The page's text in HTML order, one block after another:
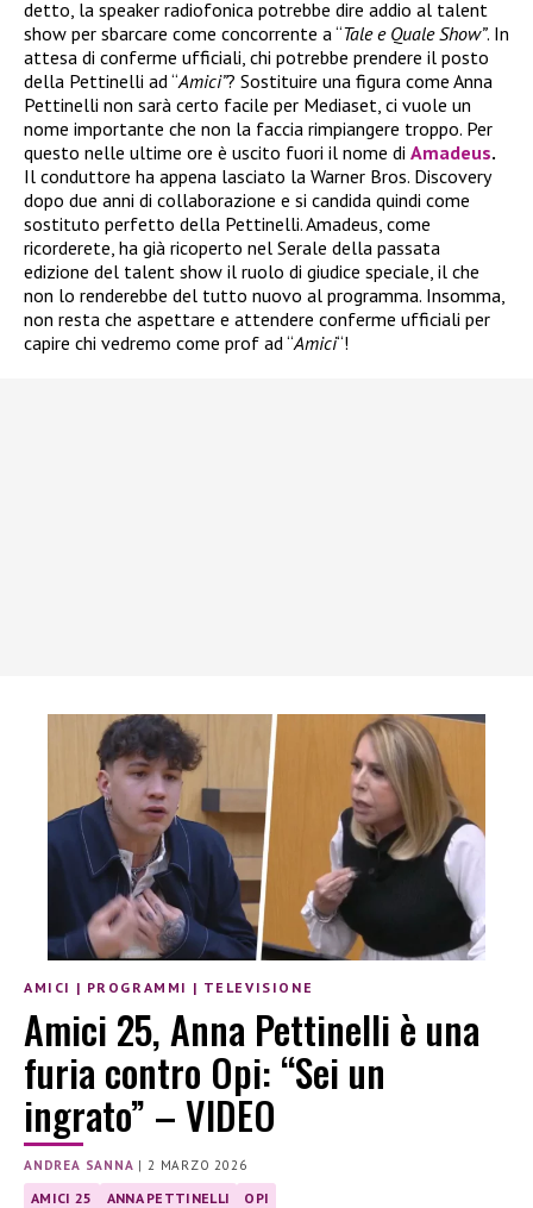
detto, la speaker radiofonica potrebbe dire addio al talent
show per sbarcare come concorrente a “Tale e Quale Show”. In
attesa di conferme ufficiali, chi potrebbe prendere il posto
della Pettinelli ad “Amici”? Sostituire una figura come Anna
Pettinelli non sarà certo facile per Mediaset, ci vuole un
nome importante che non la faccia rimpiangere troppo. Per
questo nelle ultime ore è uscito fuori il nome di Amadeus.
Il conduttore ha appena lasciato la Warner Bros. Discovery
dopo due anni di collaborazione e si candida quindi come
sostituto perfetto della Pettinelli. Amadeus, come
ricorderete, ha già ricoperto nel Serale della passata
edizione del talent show il ruolo di giudice speciale, il che
non lo renderebbe del tutto nuovo al programma. Insomma,
non resta che aspettare e attendere conferme ufficiali per
capire chi vedremo come prof ad “Amici“!
AMICI | PROGRAMMI | TELEVISIONE
Amici 25, Anna Pettinelli è una
furia contro Opi: “Sei un
ingrato” – VIDEO
ANDREA SANNA |2 MARZO 2026
AMICI 25 ANNA PETTINELLI OPI